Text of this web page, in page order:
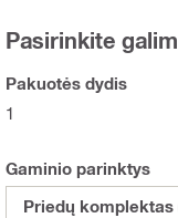
Pasirinkite
Pakuotės dydis
1
Gaminio parinktys
Priedų